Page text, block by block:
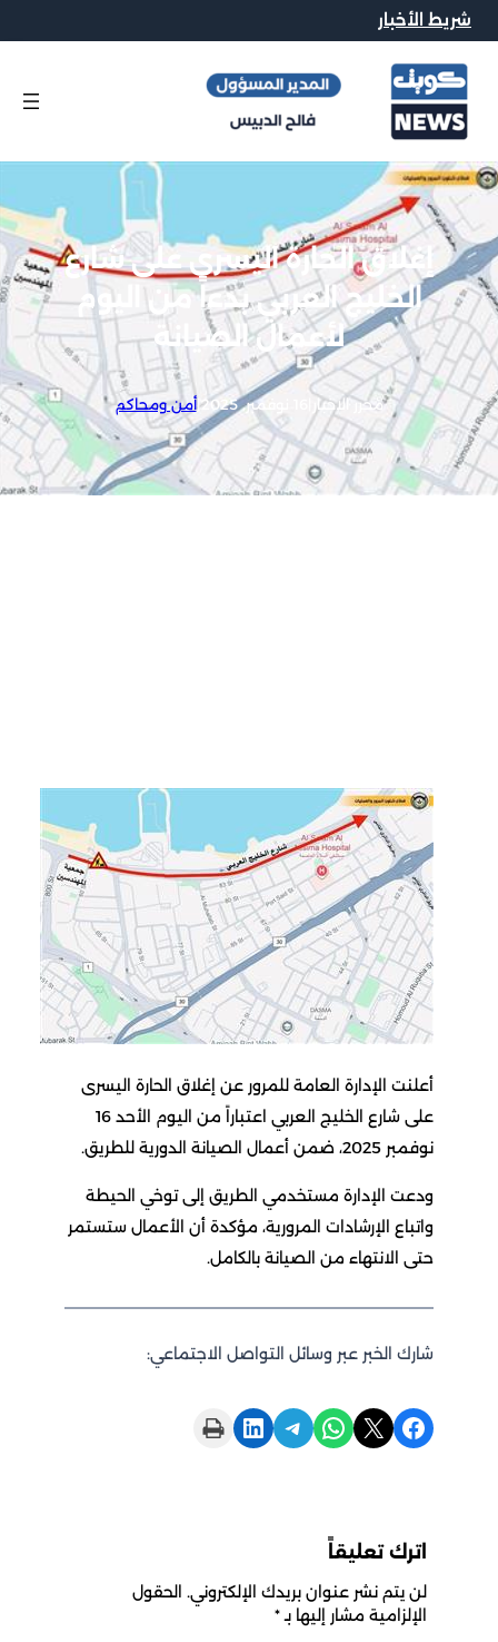
شريط الأخبار
إغلاق الحارة اليسرى على شارع
الخليج العربي بدءاً من اليوم
لأعمال الصيانة
محرر الاخبار |أمن ومحاكم
أعلنت الإدارة العامة للمرور عن إغلاق الحارة اليسرى
على شارع الخليج العربي اعتباراً من اليوم الأحد 16
نوفمبر 2025، ضمن أعمال الصيانة الدورية للطريق.
ودعت الإدارة مستخدمي الطريق إلى توخي الحيطة
واتباع الإرشادات المرورية، مؤكدة أن الأعمال ستستمر
حتى الانتهاء من الصيانة بالكامل.
شارك الخبر عبر وسائل التواصل الاجتماعي:
Share on Facebook
Share on X
Share on WhatsApp
Share on Telegram
Share on LinkedIn
Print this Page
اترك تعليقاً
لن يتم نشر عنوان بريدك الإلكتروني. الحقول
الإلزامية مشار إليها بـ*